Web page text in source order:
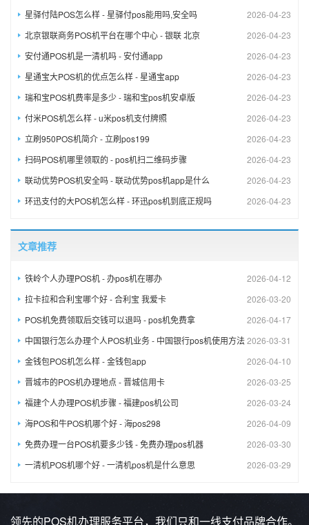
2026-04-23
星驿付陆POS怎么样 - 星驿付pos能用吗,安全吗
2026-04-23
北京银联商务POS机平台在哪个中心 - 银联 北京
2026-04-23
安付通POS机是一清机吗 - 安付通app
2026-04-23
星通宝大POS机的优点怎么样 - 星通宝app
2026-04-23
瑞和宝POS机费率是多少 - 瑞和宝pos机安卓版
2026-04-23
付米POS机怎么样 - u米pos机支付牌照
2026-04-23
立刷950POS机简介 - 立刷pos199
2026-04-23
扫码POS机哪里领取的 - pos机扫二维码步骤
2026-04-23
联动优势POS机安全吗 - 联动优势pos机app是什么
2026-04-23
环迅支付的大POS机怎么样 - 环迅pos机到底正规吗
文章推荐
2026-04-12
铁岭个人办理POS机 - 办pos机在哪办
2026-03-20
拉卡拉和合利宝哪个好 - 合利宝 我爱卡
2026-04-17
POS机免费领取后交钱可以退吗 - pos机免费拿
2026-03-31
中国银行怎么办理个人POS机业务 - 中国银行pos机使用方法
2026-04-10
金钱包POS机怎么样 - 金钱包app
2026-03-25
晋城市的POS机办理地点 - 晋城信用卡
2026-03-24
福建个人办理POS机步骤 - 福建pos机公司
2026-04-09
海POS和牛POS机哪个好 - 海pos298
2026-03-30
免费办理一台POS机要多少钱 - 免费办理pos机器
2026-03-29
一清机POS机哪个好 - 一清机pos机是什么意思
领先的POS机办理服务平台，我们只和一线支付品牌合作。